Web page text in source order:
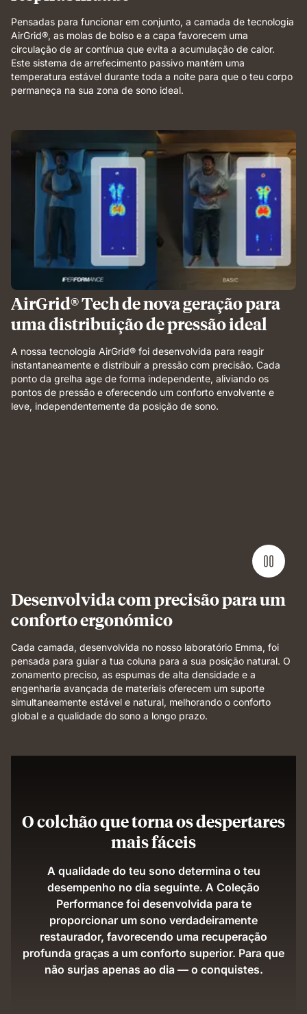
Pensadas para funcionar em conjunto, a camada de tecnologia
AirGrid®, as molas de bolso e a capa favorecem uma
circulação de ar contínua que evita a acumulação de calor.
Este sistema de arrefecimento passivo mantém uma
temperatura estável durante toda a noite para que o teu corpo
permaneça na sua zona de sono ideal.
AirGrid® Tech de nova geração para
uma distribuição de pressão ideal
A nossa tecnologia AirGrid® foi desenvolvida para reagir
instantaneamente e distribuir a pressão com precisão. Cada
ponto da grelha age de forma independente, aliviando os
pontos de pressão e oferecendo um conforto envolvente e
leve, independentemente da posição de sono.
support.
Desenvolvida com precisão para um
conforto ergonómico
Cada camada, desenvolvida no nosso laboratório Emma, foi
pensada para guiar a tua coluna para a sua posição natural. O
zonamento preciso, as espumas de alta densidade e a
engenharia avançada de materiais oferecem um suporte
simultaneamente estável e natural, melhorando o conforto
global e a qualidade do sono a longo prazo.
O colchão que torna os despertares
mais fáceis
A qualidade do teu sono determina o teu
desempenho no dia seguinte. A Coleção
Performance foi desenvolvida para te
proporcionar um sono verdadeiramente
restaurador, favorecendo uma recuperação
profunda graças a um conforto superior. Para que
não surjas apenas ao dia — o conquistes.